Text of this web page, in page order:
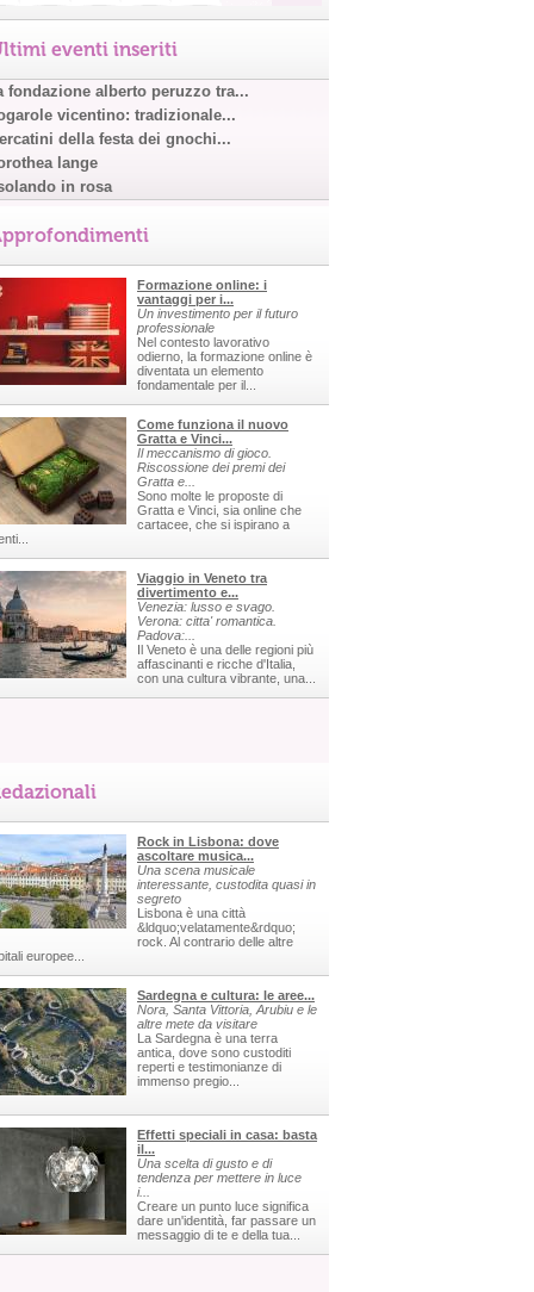
eventi inseriti
fondazione alberto peruzzo tra...
vicentino: tradizionale...
della festa dei gnochi...
lange
in rosa
Formazione online: i
vantaggi per i...
Un investimento per il futuro
professionale
Nel contesto lavorativo
odierno, la formazione online è
diventata un elemento
fondamentale per il...
Come funziona il nuovo
Gratta e Vinci...
Il meccanismo di gioco.
Riscossione dei premi dei
Gratta e...
Sono molte le proposte di
Gratta e Vinci, sia online che
cartacee, che si ispirano a
Viaggio in Veneto tra
divertimento e...
Venezia: lusso e svago.
Verona: citta' romantica.
Padova:...
Il Veneto è una delle regioni più
affascinanti e ricche d'Italia,
con una cultura vibrante, una...
Rock in Lisbona: dove
ascoltare musica...
Una scena musicale
interessante, custodita quasi in
segreto
Lisbona è una città
&ldquo;velatamente&rdquo;
rock. Al contrario delle altre
europee...
Sardegna e cultura: le aree...
Nora, Santa Vittoria, Arubiu e le
altre mete da visitare
La Sardegna è una terra
antica, dove sono custoditi
reperti e testimonianze di
immenso pregio...
Effetti speciali in casa: basta
il...
Una scelta di gusto e di
tendenza per mettere in luce
i...
Creare un punto luce significa
dare un'identità, far passare un
messaggio di te e della tua...